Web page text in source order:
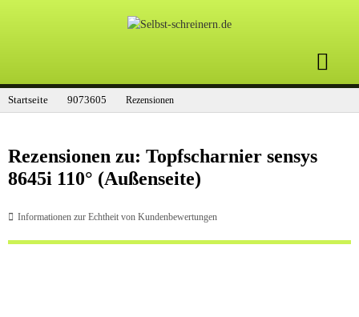
Startseite 9073605 Rezensionen
Rezensionen zu: Topfscharnier sensys
8645i 110° (Außenseite)
Informationen zur Echtheit von Kundenbewertungen